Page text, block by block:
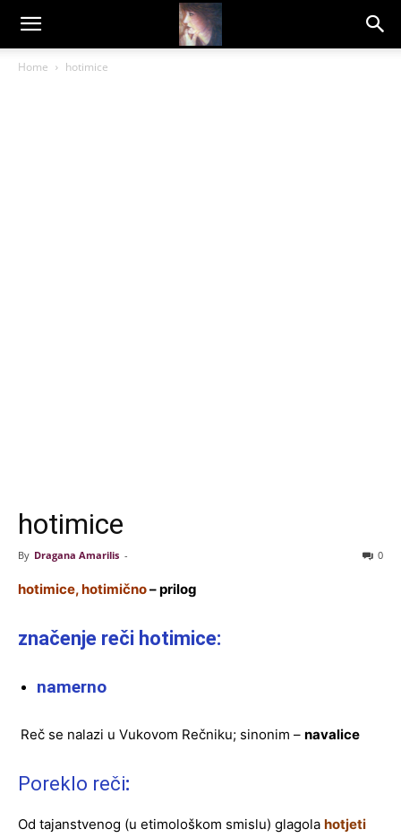
Dragana
Home hotimice
hotimice
By Dragana Amarilis - 0
hotimice, hotimično– prilog
značenje reči hotimice:
namerno
Reč se nalazi u Vukovom Rečniku; sinonim – navalice
Poreklo reči:
Od tajanstvenog (u etimološkom smislu) glagola hotjeti